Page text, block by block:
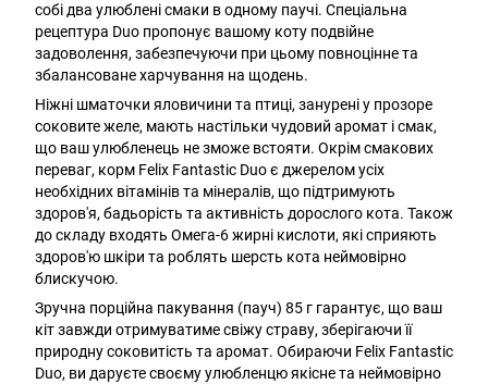
собі два улюблені смаки в одному паучі. Спеціальна
рецептура Duo пропонує вашому коту подвійне
задоволення, забезпечуючи при цьому повноцінне та
збалансоване харчування на щодень.
Ніжні шматочки яловичини та птиці, занурені у прозоре
соковите желе, мають настільки чудовий аромат і смак,
що ваш улюбленець не зможе встояти. Окрім смакових
переваг, корм Felix Fantastic Duo є джерелом усіх
необхідних вітамінів та мінералів, що підтримують
здоров'я, бадьорість та активність дорослого кота. Також
до складу входять Омега-6 жирні кислоти, які сприяють
здоров'ю шкіри та роблять шерсть кота неймовірно
блискучою.
Зручна порційна пакування (пауч) 85 г гарантує, що ваш
кіт завжди отримуватиме свіжу страву, зберігаючи її
природну соковитість та аромат. Обираючи Felix Fantastic
Duo, ви даруєте своєму улюбленцю якісне та неймовірно